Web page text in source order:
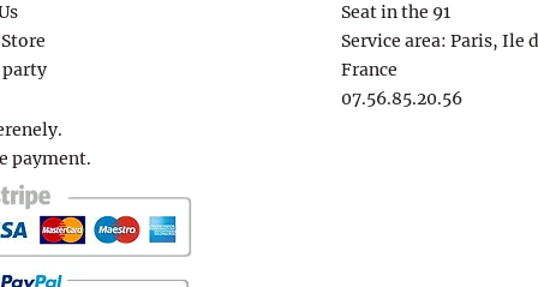
party
payment.
Seat in the 91
Service area: Paris, Ile
France
07.56.85.20.56